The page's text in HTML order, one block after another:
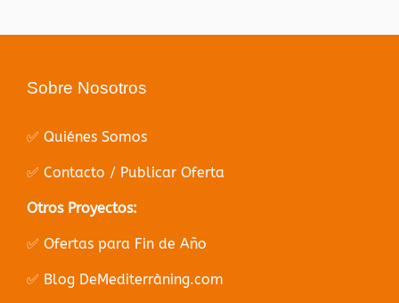
Sobre Nosotros
✅ Quiénes Somos
✅ Contacto / Publicar Oferta
Otros Proyectos:
✅ Ofertas para Fin de Año
✅ Blog DeMediterràning.com